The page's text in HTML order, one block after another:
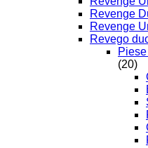
Revenge
Revenge
Revego
(20)